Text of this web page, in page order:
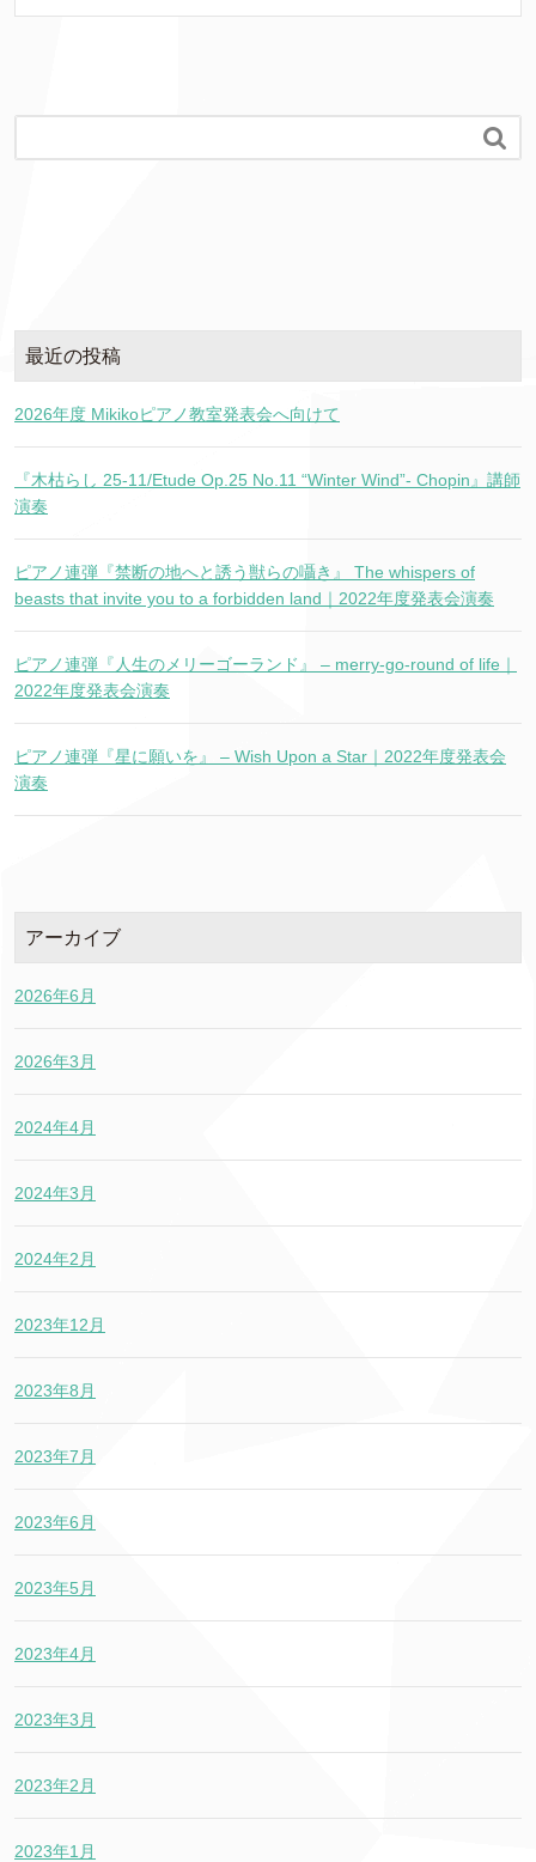

最近の投稿
2026年度 Mikikoピアノ教室発表会へ向けて
『木枯らし 25-11/Etude Op.25 No.11 “Winter Wind”- Chopin』講師
演奏
ピアノ連弾『禁断の地へと誘う獣らの囁き』 The whispers of
beasts that invite you to a forbidden land｜2022年度発表会演奏
ピアノ連弾『人生のメリーゴーランド』 – merry-go-round of life｜
2022年度発表会演奏
ピアノ連弾『星に願いを』 – Wish Upon a Star｜2022年度発表会
演奏
アーカイブ
2026年6月
2026年3月
2024年4月
2024年3月
2024年2月
2023年12月
2023年8月
2023年7月
2023年6月
2023年5月
2023年4月
2023年3月
2023年2月
2023年1月